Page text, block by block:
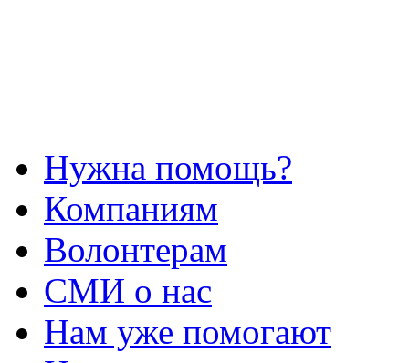
Нужна помощь?
Компаниям
Волонтерам
СМИ о нас
Нам уже помогают